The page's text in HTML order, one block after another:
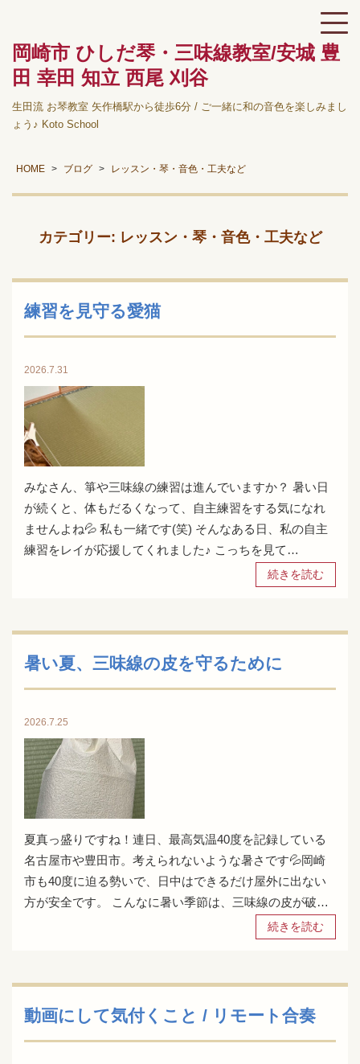
岡崎市 ひしだ琴・三味線教室/安城 豊
田 幸田 知立 西尾 刈谷
生田流 お琴教室 矢作橋駅から徒歩6分 / ご一緒に和の音色を楽しみまし
ょう♪ Koto School
HOME ブログ レッスン・琴・音色・工夫など
カテゴリー: レッスン・琴・音色・工夫など
練習を見守る愛猫
2026.7.31
みなさん、箏や三味線の練習は進んでいますか？ 暑い日
が続くと、体もだるくなって、自主練習をする気になれ
ませんよね💦 私も一緒です(笑) そんなある日、私の自主
練習をレイが応援してくれました♪ こっちを見て…
続きを読む
暑い夏、三味線の皮を守るために
2026.7.25
夏真っ盛りですね！連日、最高気温40度を記録している
名古屋市や豊田市。考えられないような暑さです💦岡崎
市も40度に迫る勢いで、日中はできるだけ屋外に出ない
方が安全です。 こんなに暑い季節は、三味線の皮が破…
続きを読む
動画にして気付くこと / リモート合奏